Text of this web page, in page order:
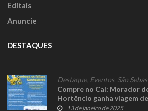
Editais
Anuncie
DESTAQUES
Destaque, Eventos, São
Compre no Caí: Morador
Hortêncio ganha viagem
Resort13 de janeiro de 2025